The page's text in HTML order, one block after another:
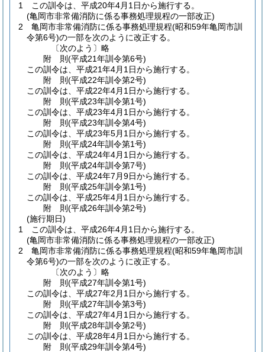
1
この訓令は、平成20年4月1日から施行する。
(亀岡市非常備消防に係る事務処理規程の一部改正)
2
亀岡市非常備消防に係る事務処理規程(昭和59年亀岡市訓
令第6号)の一部を次のように改正する。
〔次のよう〕略
附 則(平成21年訓令第6号)
この訓令は、平成21年4月1日から施行する。
附 則(平成22年訓令第2号)
この訓令は、平成22年4月1日から施行する。
附 則(平成23年訓令第1号)
この訓令は、平成23年4月1日から施行する。
附 則(平成23年訓令第4号)
この訓令は、平成23年5月1日から施行する。
附 則(平成24年訓令第1号)
この訓令は、平成24年4月1日から施行する。
附 則(平成24年訓令第7号)
この訓令は、平成24年7月9日から施行する。
附 則(平成25年訓令第1号)
この訓令は、平成25年4月1日から施行する。
附 則(平成26年訓令第2号)
(施行期日)
1
この訓令は、平成26年4月1日から施行する。
(亀岡市非常備消防に係る事務処理規程の一部改正)
2
亀岡市非常備消防に係る事務処理規程(昭和59年亀岡市訓
令第6号)の一部を次のように改正する。
〔次のよう〕略
附 則(平成27年訓令第1号)
この訓令は、平成27年2月1日から施行する。
附 則(平成27年訓令第3号)
この訓令は、平成27年4月1日から施行する。
附 則(平成28年訓令第2号)
この訓令は、平成28年4月1日から施行する。
附 則(平成29年訓令第4号)